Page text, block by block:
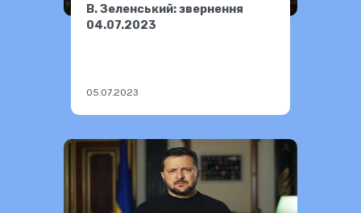
В. Зеленський: звернення
04.07.2023
05.07.2023